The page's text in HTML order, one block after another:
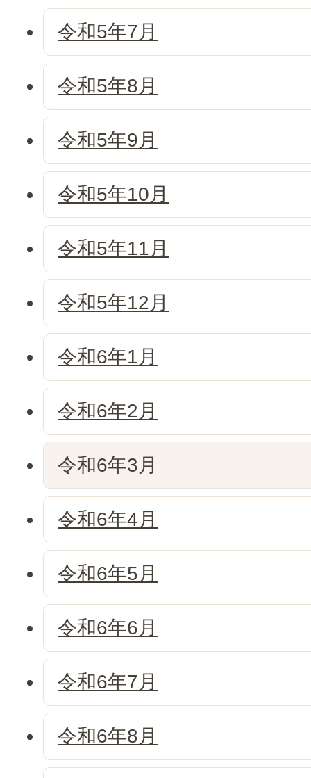
令和5年7月
令和5年8月
令和5年9月
令和5年10月
令和5年11月
令和5年12月
令和6年1月
令和6年2月
令和6年3月
令和6年4月
令和6年5月
令和6年6月
令和6年7月
令和6年8月